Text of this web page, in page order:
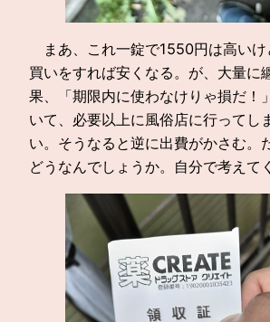
まあ、これ一錠で1550円は高いけ
買いをすれば安くなる。が、大量に
果、「期限内に使わなけりゃ損だ！
いて、必要以上に風俗店に行ってし
い。そうなると逆に出費がかさむ。
どうなんでしょうか。自分で考えて